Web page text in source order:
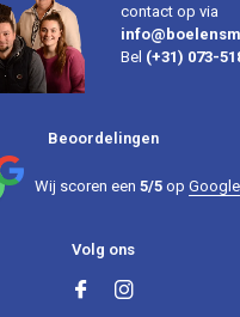
contact op via
Bel (+31) 073-
Beoordelingen
Wij scoren een 5/5op Google
Volg ons